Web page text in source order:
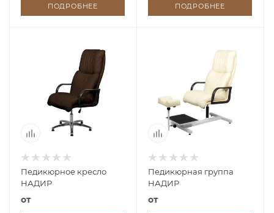
ПОДРОБНЕЕ ПОДРОБНЕЕ
Педикюрное кресло
НАДИР
от
Педикюрная группа
НАДИР
от